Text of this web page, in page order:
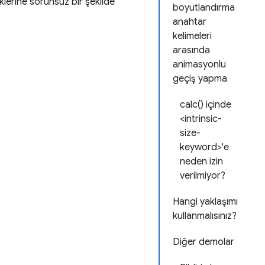
boyutlandırma
anahtar
kelimeleri
arasında
animasyonlu
geçiş yapma
calc() içinde
<intrinsic-
size-
keyword>'e
neden izin
verilmiyor?
Hangi yaklaşımı
kullanmalısınız?
Diğer demolar